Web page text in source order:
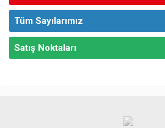
Tüm Sayılarımız
Satış Noktaları